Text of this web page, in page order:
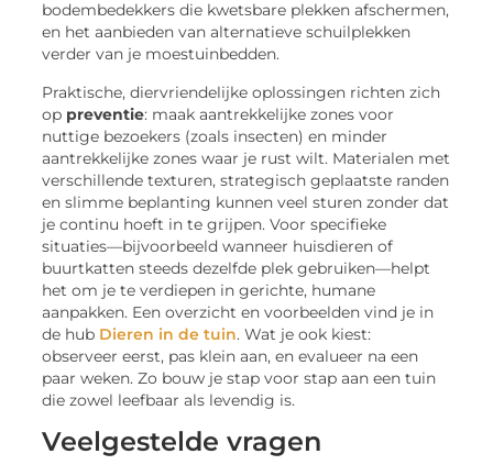
bodembedekkers die kwetsbare plekken afschermen,
en het aanbieden van alternatieve schuilplekken
verder van je moestuinbedden.
Praktische, diervriendelijke oplossingen richten zich
op preventie: maak aantrekkelijke zones voor
nuttige bezoekers (zoals insecten) en minder
aantrekkelijke zones waar je rust wilt. Materialen met
verschillende texturen, strategisch geplaatste randen
en slimme beplanting kunnen veel sturen zonder dat
je continu hoeft in te grijpen. Voor specifieke
situaties—bijvoorbeeld wanneer huisdieren of
buurtkatten steeds dezelfde plek gebruiken—helpt
het om je te verdiepen in gerichte, humane
aanpakken. Een overzicht en voorbeelden vind je in
de hub Dieren in de tuin. Wat je ook kiest:
observeer eerst, pas klein aan, en evalueer na een
paar weken. Zo bouw je stap voor stap aan een tuin
die zowel leefbaar als levendig is.
Veelgestelde vragen